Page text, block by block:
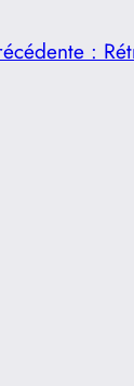
: